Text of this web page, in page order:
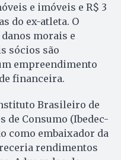
e imóveis e R$ 3
do ex-atleta. O
morais e
sócios são
empreendimento
financeira.
Brasileiro de
de Consumo (Ibedec-
como embaixador da
rendimentos